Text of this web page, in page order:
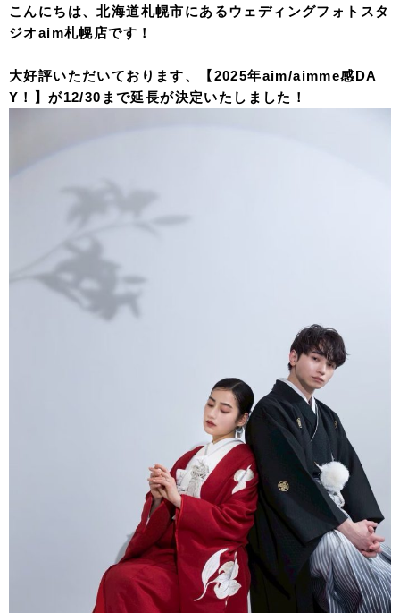
こんにちは、北海道札幌市にあるウェディングフォトスタ
ジオaim札幌店です！
大好評いただいております、【2025年aim/aimme感DA
Y！】が12/30まで延長が決定いたしました！